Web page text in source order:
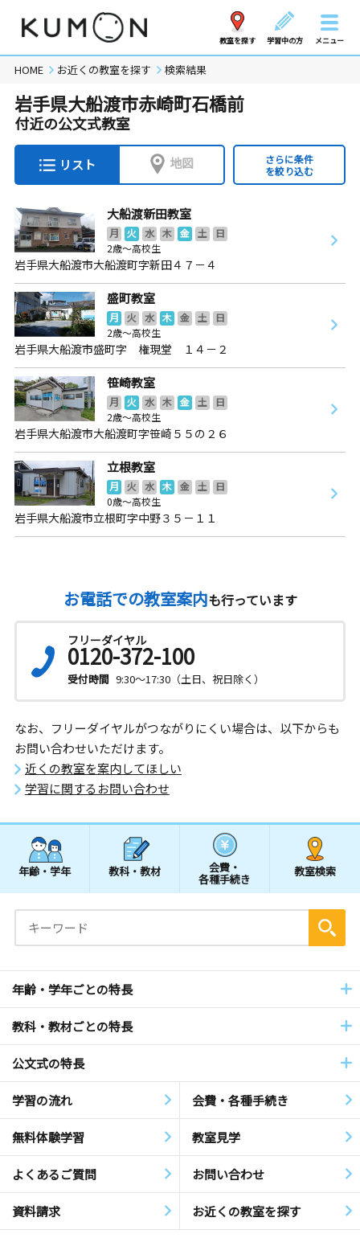
教室を探す 学習中の方 メニュー
HOME お近くの教室を探す 検索結果
岩手県大船渡市赤崎町石橋前
付近の公文式教室
リスト 地図
さらに条件
を絞り込む
大船渡新田教室
月 火 水 木 金 土
日
2歳～高校生
岩手県大船渡市大船渡町字新田４７－４
盛町教室
月 火 水 木 金 土
日
2歳～高校生
岩手県大船渡市盛町字 権現堂 １４－２
笹崎教室
月 火 水 木 金 土
日
2歳～高校生
岩手県大船渡市大船渡町字笹崎５５の２６
立根教室
月 火 水 木 金 土
日
0歳～高校生
岩手県大船渡市立根町字中野３５－１１
お電話での教室案内も行っています
フリーダイヤル
0120-372-100
受付時間 9:30～17:30（土日、祝日除く）
なお、フリーダイヤルがつながりにくい場合は、以下からも
お問い合わせいただけます。
近くの教室を案内してほしい
学習に関するお問い合わせ
年齢・学年 教科・教材 会費・
各種手続き
教室検索
年齢・学年ごとの特長
教科・教材ごとの特長
公文式の特長
学習の流れ 会費・各種手続き
無料体験学習 教室見学
よくあるご質問 お問い合わせ
資料請求 お近くの教室を探す